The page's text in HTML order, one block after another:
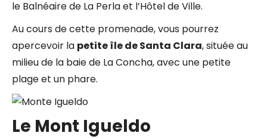
le Balnéaire de La Perla et l’Hôtel de Ville.
Au cours de cette promenade, vous pourrez
apercevoir la petite île de Santa Clara, située au
milieu de la baie de La Concha, avec une petite
plage et un phare.
Le Mont Igueldo